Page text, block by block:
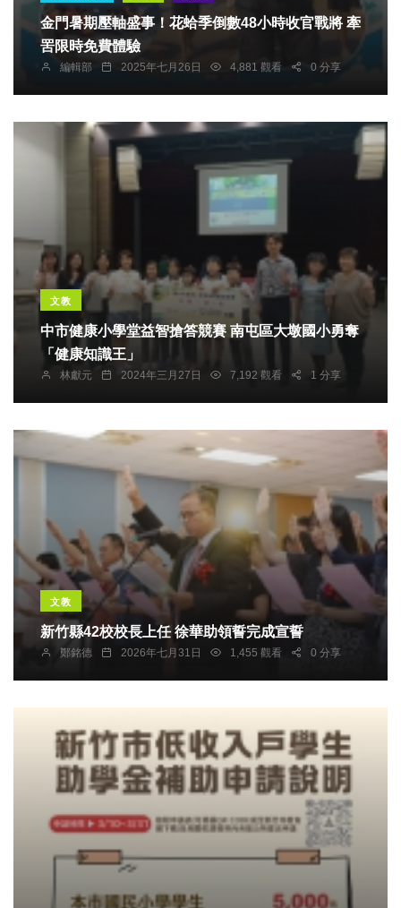
金門暑期壓軸盛事！花蛤季倒數48小時收官戰將 牽
罟限時免費體驗
編輯部 2025年七月26日 4,881 觀看 0 分享
文教
中市健康小學堂益智搶答競賽 南屯區大墩國小勇奪
「健康知識王」
林獻元 2024年三月27日 7,192 觀看 1 分享
文教
新竹縣42校校長上任 徐華助領誓完成宣誓
鄭銘德 2026年七月31日 1,455 觀看 0 分享